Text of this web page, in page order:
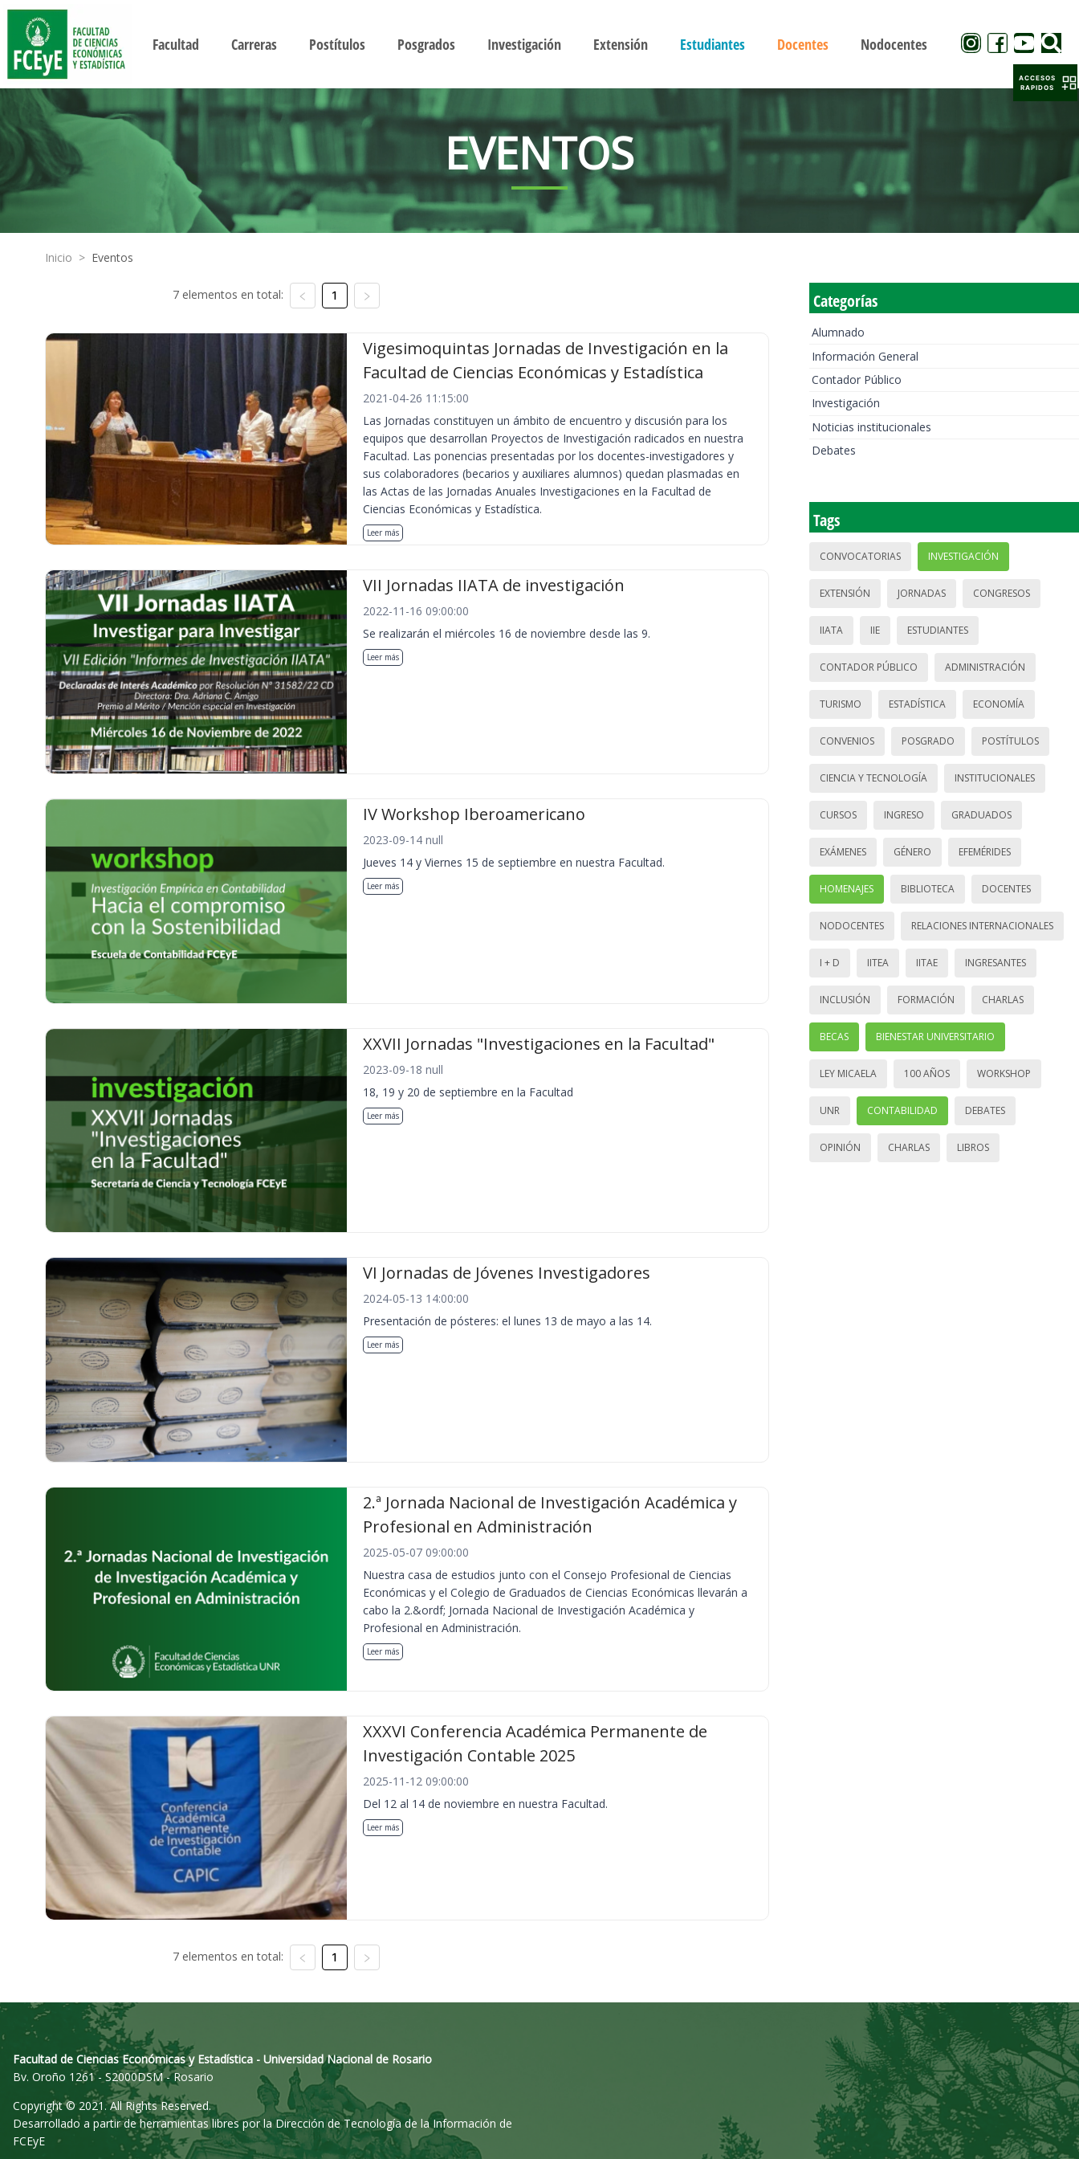
Facultad Carreras Postítulos Posgrados Investigación Extensión Estudiantes Docentes Nodocentes
EVENTOS
Inicio > Eventos
7 elementos en total: 1
Vigesimoquintas Jornadas de Investigación en la
Facultad de Ciencias Económicas y Estadística
2021-04-26 11:15:00
Las Jornadas constituyen un ámbito de encuentro y discusión para los
equipos que desarrollan Proyectos de Investigación radicados en nuestra
Facultad. Las ponencias presentadas por los docentes-investigadores y
sus colaboradores (becarios y auxiliares alumnos) quedan plasmadas en
las Actas de las Jornadas Anuales Investigaciones en la Facultad de
Ciencias Económicas y Estadística.
Leer más
VII Jornadas IIATA de investigación
2022-11-16 09:00:00
Se realizarán el miércoles 16 de noviembre desde las 9.
Leer más
IV Workshop Iberoamericano
2023-09-14 null
Jueves 14 y Viernes 15 de septiembre en nuestra Facultad.
Leer más
XXVII Jornadas "Investigaciones en la Facultad"
2023-09-18 null
18, 19 y 20 de septiembre en la Facultad
Leer más
VI Jornadas de Jóvenes Investigadores
2024-05-13 14:00:00
Presentación de pósteres: el lunes 13 de mayo a las 14.
Leer más
2.ª Jornada Nacional de Investigación Académica y
Profesional en Administración
2025-05-07 09:00:00
Nuestra casa de estudios junto con el Consejo Profesional de Ciencias
Económicas y el Colegio de Graduados de Ciencias Económicas llevarán a
cabo la 2.&ordf; Jornada Nacional de Investigación Académica y
Profesional en Administración.
Leer más
XXXVI Conferencia Académica Permanente de
Investigación Contable 2025
2025-11-12 09:00:00
Del 12 al 14 de noviembre en nuestra Facultad.
Leer más
7 elementos en total: 1
Categorías
Alumnado
Información General
Contador Público
Investigación
Noticias institucionales
Debates
Tags
CONVOCATORIAS INVESTIGACIÓN
EXTENSIÓN JORNADAS CONGRESOS
IIATA IIE ESTUDIANTES
CONTADOR PÚBLICO ADMINISTRACIÓN
TURISMO ESTADÍSTICA ECONOMÍA
CONVENIOS POSGRADO POSTÍTULOS
CIENCIA Y TECNOLOGÍA INSTITUCIONALES
CURSOS INGRESO GRADUADOS
EXÁMENES GÉNERO EFEMÉRIDES
HOMENAJES BIBLIOTECA DOCENTES
NODOCENTES RELACIONES INTERNACIONALES
I + D IITEA IITAE INGRESANTES
INCLUSIÓN FORMACIÓN CHARLAS
BECAS BIENESTAR UNIVERSITARIO
LEY MICAELA 100 AÑOS WORKSHOP
UNR CONTABILIDAD DEBATES
OPINIÓN CHARLAS LIBROS
Facultad de Ciencias Económicas y Estadística - Universidad Nacional de Rosario
Bv. Oroño 1261 - S2000DSM - Rosario
Copyright © 2021. All Rights Reserved.
Desarrollado a partir de herramientas libres por la Dirección de Tecnología de la Información de
FCEyE
ACCESOS
RAPIDOS